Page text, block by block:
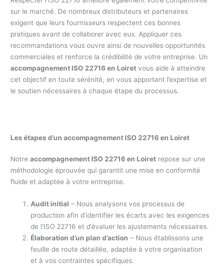
sur le marché. De nombreux distributeurs et partenaires
exigent que leurs fournisseurs respectent ces bonnes
pratiques avant de collaborer avec eux. Appliquer ces
recommandations vous ouvre ainsi de nouvelles opportunités
commerciales et renforce la crédibilité de votre entreprise. Un
accompagnement ISO 22716 en Loiret vous aide à atteindre
cet objectif en toute sérénité, en vous apportant l’expertise et
le soutien nécessaires à chaque étape du processus.
Les étapes d’un accompagnement ISO 22716 en Loiret
Notreaccompagnement ISO 22716 en Loiret repose sur une
méthodologie éprouvée qui garantit une mise en conformité
fluide et adaptée à votre entreprise.
Audit initial – Nous analysons vos processus de
production afin d’identifier les écarts avec les exigences
de l’ISO 22716 et d’évaluer les ajustements nécessaires.
Élaboration d’un plan d’action – Nous établissons une
feuille de route détaillée, adaptée à votre organisation
et à vos contraintes spécifiques.